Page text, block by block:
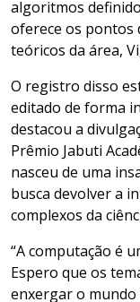
algoritmos
oferece os pontos
teóricos da área,
O registro disso
editado de forma
destacou a
Prêmio Jabuti
nasceu de uma
busca devolver a
complexos da
“A computação é
Espero que os
enxergar o mundo